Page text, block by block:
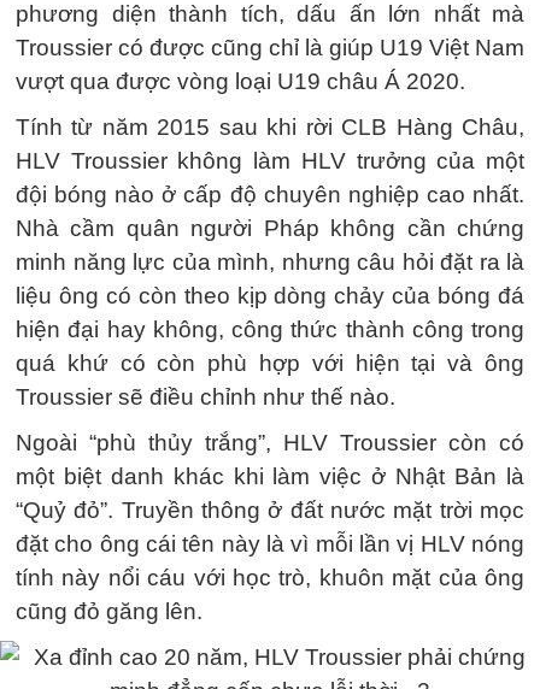
phương diện thành tích, dấu ấn lớn nhất mà
Troussier có được cũng chỉ là giúp U19 Việt Nam
vượt qua được vòng loại U19 châu Á 2020.
Tính từ năm 2015 sau khi rời CLB Hàng Châu,
HLV Troussier không làm HLV trưởng của một
đội bóng nào ở cấp độ chuyên nghiệp cao nhất.
Nhà cầm quân người Pháp không cần chứng
minh năng lực của mình, nhưng câu hỏi đặt ra là
liệu ông có còn theo kịp dòng chảy của bóng đá
hiện đại hay không, công thức thành công trong
quá khứ có còn phù hợp với hiện tại và ông
Troussier sẽ điều chỉnh như thế nào.
Ngoài “phù thủy trắng”, HLV Troussier còn có
một biệt danh khác khi làm việc ở Nhật Bản là
“Quỷ đỏ”. Truyền thông ở đất nước mặt trời mọc
đặt cho ông cái tên này là vì mỗi lần vị HLV nóng
tính này nổi cáu với học trò, khuôn mặt của ông
cũng đỏ găng lên.